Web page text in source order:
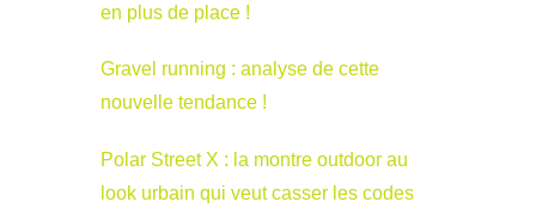
en plus de place !
Gravel running : analyse de cette
nouvelle tendance !
Polar Street X : la montre outdoor au
look urbain qui veut casser les codes